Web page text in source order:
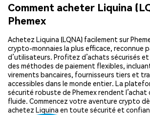
Comment acheter Liquina
Phemex
Achetez Liquina (LQNA) facilement sur
crypto-monnaies la plus efficace, reconnue
d’utilisateurs. Profitez d’achats sécurisés
des méthodes de paiement flexibles,
virements bancaires, fournisseurs tiers et
accessibles dans le monde entier. La
sécurité robuste de Phemex rendent l’achat
fluide. Commencez votre aventure crypto
achetez Liquina en toute sécurité et